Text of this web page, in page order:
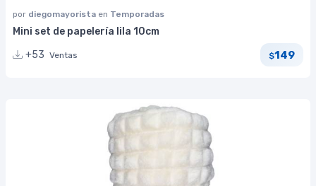
por diegomayorista en Temporadas
Mini set de papelería lila 10cm
+53 Ventas $149